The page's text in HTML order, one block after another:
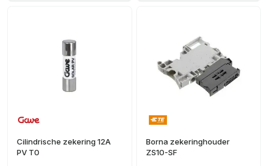
Cilindrische zekering 12A
PV T0
Borna zekeringhouder
ZS10-SF